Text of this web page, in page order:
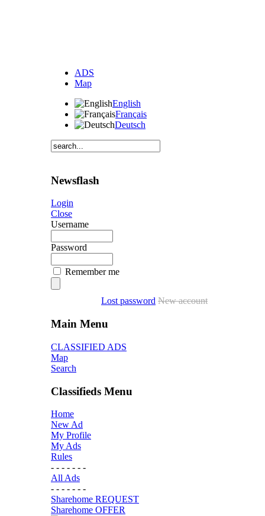
ADS
Map
English
Français
Deutsch
Newsflash
Login
Close
Username
Password
Remember me
Lost password New account
Main Menu
CLASSIFIED ADS
Map
Search
Classifieds Menu
Home
New Ad
My Profile
My Ads
Rules
- - - - - - -
All Ads
- - - - - - -
Sharehome REQUEST
Sharehome OFFER